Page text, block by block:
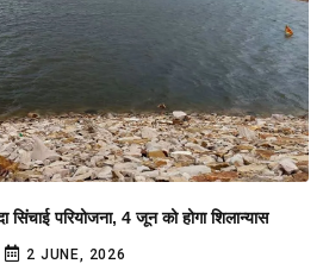
परियोजना, 4 जून को होगा शिलान्यास
2 JUNE, 2026